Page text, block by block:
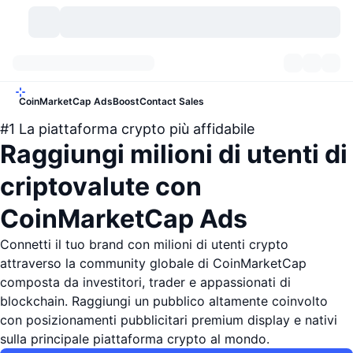
Criptovalute
Classifica
Categorie
Istantanee storiche
Sblocchi di token
Rendimenti
Risorse del mondo reale
Dashboard
Mercati
Panoramica di mercato
Mercato Spot
N. di criptovalute
Bitcoin Tesorerie
BNB Tesorerie
DexScan
Segnali New
Nuovo
In Rialzo
Explorer meme
Scambi
Scambi centralizzati
Spot
Derivati
Exchange decentralizzati
Community
Feed
Argomenti
Live
API
API
API Crypto
Prodotti
Prodotti
CoinMarketCap AdsBoostContact Sales
#1 La piattaforma crypto più affidabile
Raggiungi milioni di utenti di
criptovalute con
CoinMarketCap Ads
Connetti il tuo brand con milioni di utenti crypto
attraverso la community globale di CoinMarketCap
composta da investitori, trader e appassionati di
blockchain. Raggiungi un pubblico altamente coinvolto
con posizionamenti pubblicitari premium display e nativi
sulla principale piattaforma crypto al mondo.